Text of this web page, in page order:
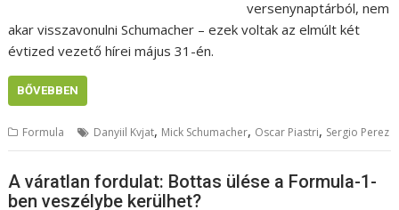
versenynaptárból, nem
akar visszavonulni Schumacher – ezek voltak az elmúlt két
évtized vezető hírei május 31-én.
BŐVEBBEN
Formula Danyiil Kvjat, Mick Schumacher, Oscar Piastri, Sergio Perez
A váratlan fordulat: Bottas ülése a Formula-1-
ben veszélybe kerülhet?